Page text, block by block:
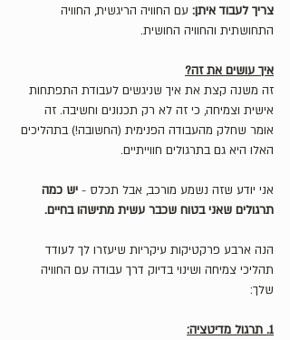
צריך לעבוד איתן: עם החוויה הריגשית, החוויה
התחושתית והחוויה החושית.
איך עושים את זה?
זה משנה קצת את איך שניגשים לעבודת התפתחות
אישית וצמיחה, כי זה לא רק תכנונים וחשיבה. זה
אומר שחלק מהעבודה הפנימית (החשובה!) בתהליכים
האלו היא גם בתרגולים חווייתיים.
אני יודע שזה נשמע מורכב, אבל תכלס - יש כמה
תרגולים שאני בטוח שכבר עשית מתישהו בחיים.
הנה ארבע פרקטיקות עיקריות שיעזרו לך לעודד
תהליכי צמיחה ושינוי בדיוק דרך עבודה עם החוויה
שלך:
1. תרגול מדיטציה: